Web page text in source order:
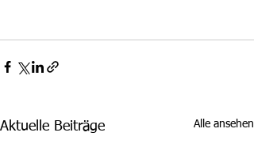
Aktuelle Beiträge Alle ansehen